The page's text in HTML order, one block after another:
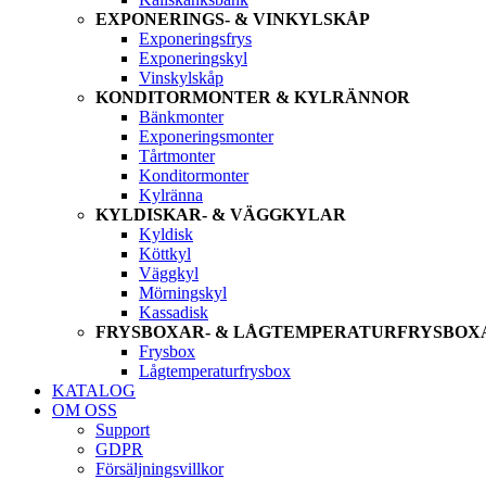
EXPONERINGS- & VINKYLSKÅP
Exponeringsfrys
Exponeringskyl
Vinskylskåp
KONDITORMONTER & KYLRÄNNOR
Bänkmonter
Exponeringsmonter
Tårtmonter
Konditormonter
Kylränna
KYLDISKAR- & VÄGGKYLAR
Kyldisk
Köttkyl
Väggkyl
Mörningskyl
Kassadisk
FRYSBOXAR- &
Frysbox
Lågtemperaturfrysbox
KATALOG
OM OSS
Support
GDPR
Försäljningsvillkor